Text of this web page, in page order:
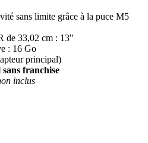
sans limite grâce à la puce M5
de 33,02 cm : 13"
: 16 Go
principal)
franchise
inclus